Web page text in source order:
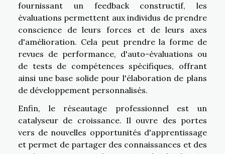
fournissant un feedback constructif, les
évaluations permettent aux individus de prendre
conscience de leurs forces et de leurs axes
d'amélioration. Cela peut prendre la forme de
revues de performance, d'auto-évaluations ou
de tests de compétences spécifiques, offrant
ainsi une base solide pour l'élaboration de plans
de développement personnalisés.
Enfin, le réseautage professionnel est un
catalyseur de croissance. Il ouvre des portes
vers de nouvelles opportunités d'apprentissage
et permet de partager des connaissances et des